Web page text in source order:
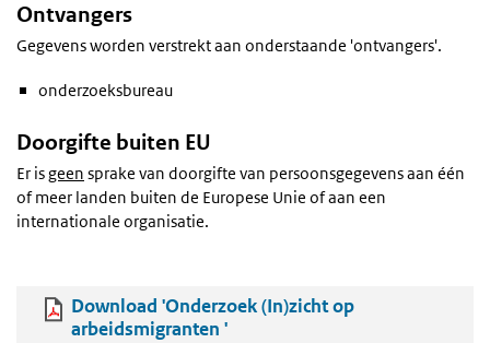
Ontvangers
Gegevens worden verstrekt aan onderstaande 'ontvangers'.
onderzoeksbureau
Doorgifte buiten EU
Er isgeen sprake van doorgifte van persoonsgegevens aan één
of meer landen buiten de Europese Unie of aan een
internationale organisatie.
Download 'Onderzoek (In)zicht op
arbeidsmigranten '